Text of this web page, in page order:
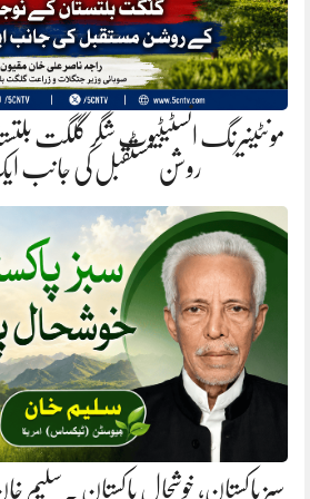
مونٹینیرنگ انسٹیٹیوٹ شگر گلگت
روشن مستقبل کی جانب
سبز پاکستان، خوشحال پاکستان .